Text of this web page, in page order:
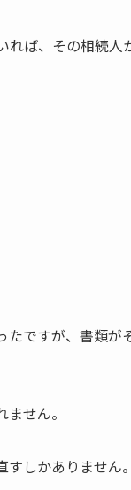
れば、その相続人
ですが、書類が
せん。
しかありません。